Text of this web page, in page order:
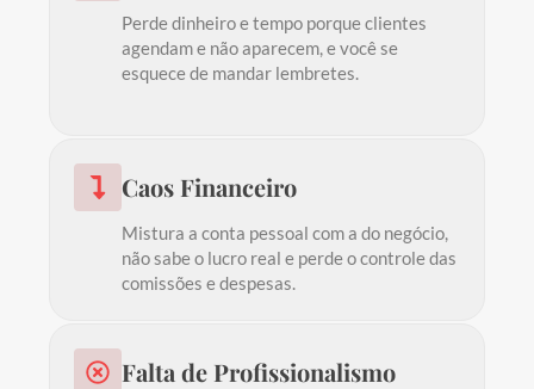
Perde dinheiro e tempo porque clientes
agendam e não aparecem, e você se
esquece de mandar lembretes.
Caos Financeiro
Mistura a conta pessoal com a do negócio,
não sabe o lucro real e perde o controle das
comissões e despesas.
Falta de Profissionalismo